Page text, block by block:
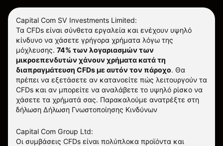
Capital Com SV Investments Limited:
Τα CFDs είναι σύνθετα εργαλεία και ενέχουν υψηλό
κίνδυνο να χάσετε γρήγορα χρήματα λόγω της
μόχλευσης. 74% των λογαριασμών των
μικροεπενδυτών χάνουν χρήματα κατά τη
διαπραγμάτευση CFDs με αυτόν τον πάροχο. Θα
πρέπει να εξετάσετε αν κατανοείτε πώς λειτουργούν τα
CFDs και αν μπορείτε να αναλάβετε το υψηλό ρίσκο να
χάσετε τα χρήματά σας. Παρακαλούμε ανατρέξτε στη
δήλωση Δήλωση Γνωστοποίησης Κινδύνων
Capital Com Group Ltd:
Οι συμβάσεις CFDs είναι πολύπλοκα προϊόντα και